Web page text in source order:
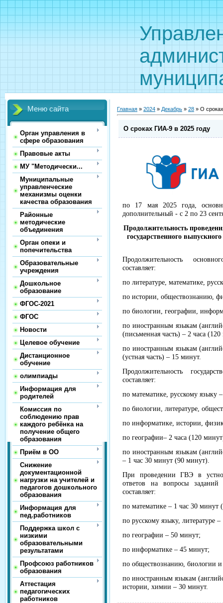
Меню сайта
Орган управления в
сфере образования
Правовые акты
МУ "Методически...
Муниципальные
управленческие
механизмы оценки
качества образования
Районные
методические
объединения
Орган опеки и
попечительства
Образовательные
учреждения
Дошкольное
образование
ФГОС-2021
ФГОС
Новости
Целевое обучение
Дистанционное
обучение
олимпиады
Информация для
родителей
Комиссия по
соблюдению прав
каждого ребёнка на
получение общего
образования
Приём в ОО
Снижение
документационной
нагрузки на учителей и
педагогов дошкольного
образования
Информация для
пед.работников
Поддержка школ с
низкими
образовательными
результатами
Профсоюз работников
образования
Аттестация
педагогических
работников
Главная » 2024 » Декабрь » 28 » О
О сроках ГИА-9 в 2025 году
по 17 мая 2025 года,
дополнительный - с 2 по 23
Продолжительность
государственного
Продолжительность
составляет:
по литературе, математике,
по истории, обществознанию,
по биологии, географии,
по иностранным языкам
(письменная часть) – 2 часа
по иностранным языкам
(устная часть) – 15 минут.
Продолжительность
составляет:
по математике, русскому языку
по биологии, литературе,
по информатике, истории,
по географии– 2 часа (120
по иностранным языкам
– 1 час 30 минут (90 минут).
При проведении ГВЭ в
ответов на вопросы заданий
составляет:
по математике – 1 час 30 минут
по русскому языку, литературе
по географии – 50 минут;
по информатике – 45 минут;
по обществознанию, биологии
по иностранным языкам
истории, химии – 30 минут.